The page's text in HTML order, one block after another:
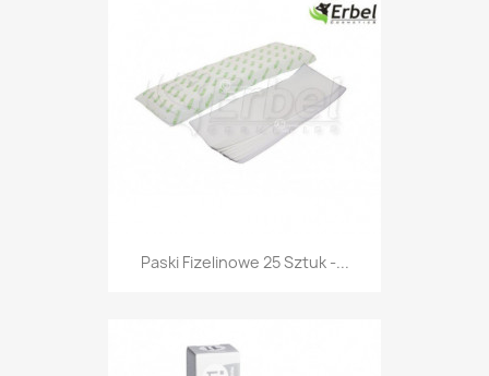
Paski Fizelinowe 25 Sztuk -...